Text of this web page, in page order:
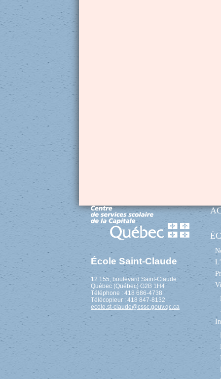
École Saint-Claude
12 155, boulevard Saint-Claude
Québec (Québec) G2B 1H4
Téléphone : 418 686-4738
Télécopieur : 418 847-8132
ecole.st-claude@cssc.gouv.qc.ca